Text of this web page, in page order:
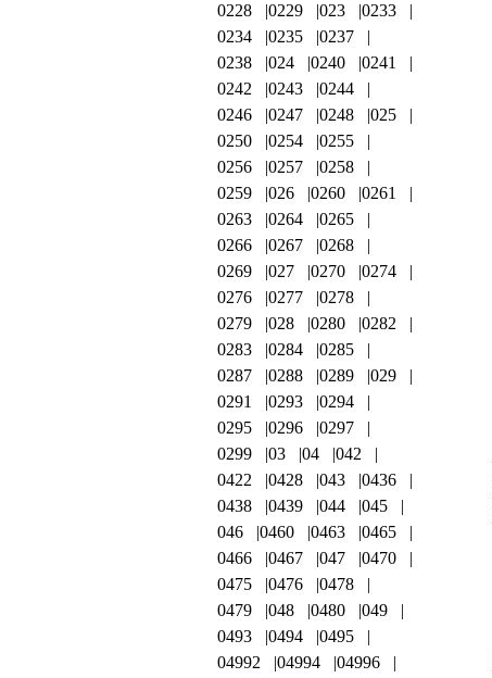
0228
0229 023
0233
0234
0235
0237
0238
024 0240
0241
0242
0243
0244
0246
0247 0248
025
0250
0254
0255
0256
0257
0258
0259
026 0260
0261
0263
0264
0265
0266
0267
0268
0269
027 0270
0274
0276
0277
0278
0279
028 0280
0282
0283
0284
0285
0287
0288 0289
029
0291
0293
0294
0295
0296
0297
0299
03 04
042
0422
0428 043
0436
0438
0439 044
045
046
0460 0463
0465
0466
0467 047
0470
0475
0476
0478
0479
048 0480
049
0493
0494
0495
04992
04994
04996